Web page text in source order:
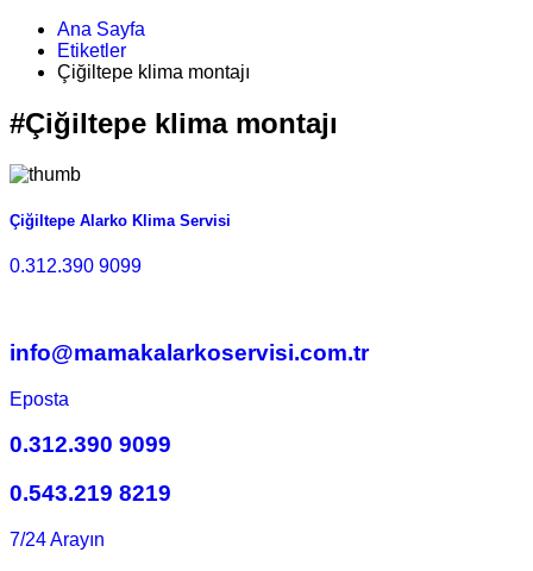
Ana Sayfa
Etiketler
Çiğiltepe klima montajı
#Çiğiltepe klima montajı
Çiğiltepe Alarko Klima Servisi
0.312.390 9099
info@mamakalarkoservisi.com.tr
Eposta
0.312.390 9099
0.543.219 8219
7/24 Arayın